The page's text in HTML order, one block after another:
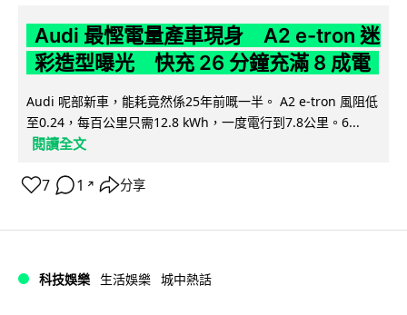
Audi 最慳電量產車現身 A2 e-tron 迷
彩造型曝光 快充 26 分鐘充滿 8 成電
Audi 呢部新車，能耗竟然係25年前嘅一半。 A2 e-tron 風阻低
至0.24，每百公里只需12.8 kWh，一度電行到7.8公里。6...
閱讀全文
7 1 ↗ 分享
科技娛樂 生活娛樂 城中熱話